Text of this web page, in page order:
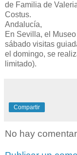
de Familia de
Costus.
Andalucía,
En Sevilla, el
sábado visitas
el domingo, se
limitado).
Compartir
No hay